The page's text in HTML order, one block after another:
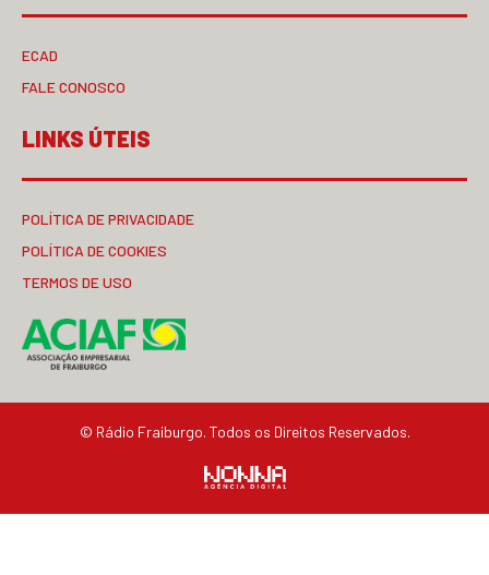
ECAD
FALE CONOSCO
LINKS ÚTEIS
POLÍTICA DE PRIVACIDADE
POLÍTICA DE COOKIES
TERMOS DE USO
© Rádio Fraiburgo. Todos os Direitos Reservados.